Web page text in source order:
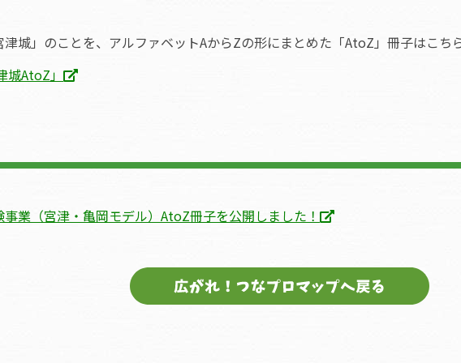
城」のことを、アルファベットAからZの形にまとめた「AtoZ」冊子はこち
AtoZ」
業（宮津・亀岡モデル）AtoZ冊子を公開しました！